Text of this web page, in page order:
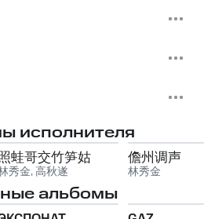
исполнителя
蛙哥交竹笋姑
秀金,高秋遂
儋州调声
林秀金
альбомы